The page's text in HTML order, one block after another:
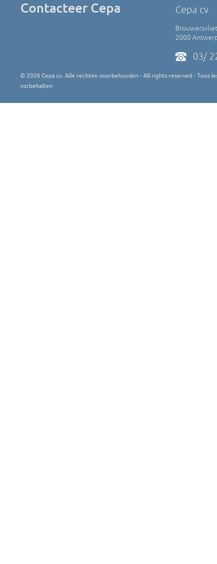
Contacteer Cepa Cepa cv
2000
03/
© 2026 Cepa cv. Alle rechten voorbehouden - All rights reserved - Tous
vorbehalten